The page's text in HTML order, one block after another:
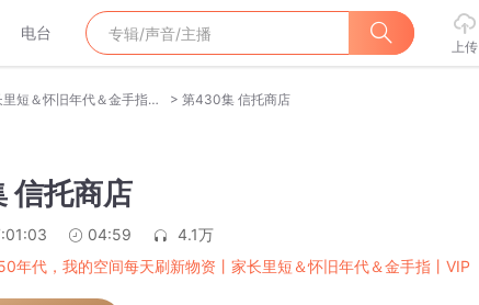
电台
上传
穿越50年代，我的空间每天刷新物资丨家长里短＆怀旧年代＆金手指丨VIP免费多人 > 第430集 信托商店
信托商店
04:59
4.1万
年代，我的空间每天刷新物资丨家长里短＆怀旧年代＆金手指丨VIP